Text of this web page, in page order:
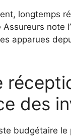
longtemps
note
apparues
des
budgétaire le